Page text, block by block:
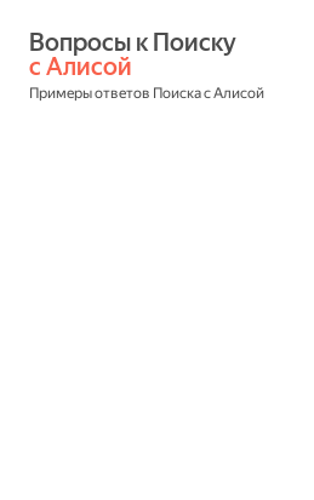
с Алисой
Примеры ответов Поиска с Алисой